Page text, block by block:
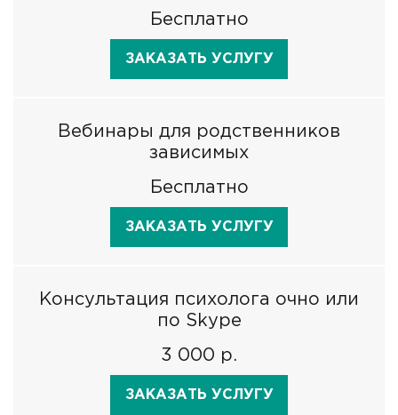
Бесплатно
ЗАКАЗАТЬ УСЛУГУ
Вебинары для родственников
зависимых
Бесплатно
ЗАКАЗАТЬ УСЛУГУ
Консультация психолога очно или
по Skype
3 000 р.
ЗАКАЗАТЬ УСЛУГУ